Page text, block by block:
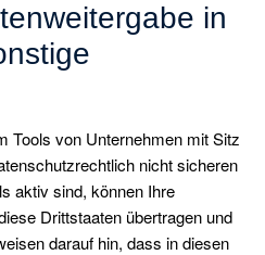
in
Tools von Unternehmen mit Sitz
nicht sicheren
aktiv sind, können Ihre
Drittstaaten übertragen und
darauf hin, dass in diesen